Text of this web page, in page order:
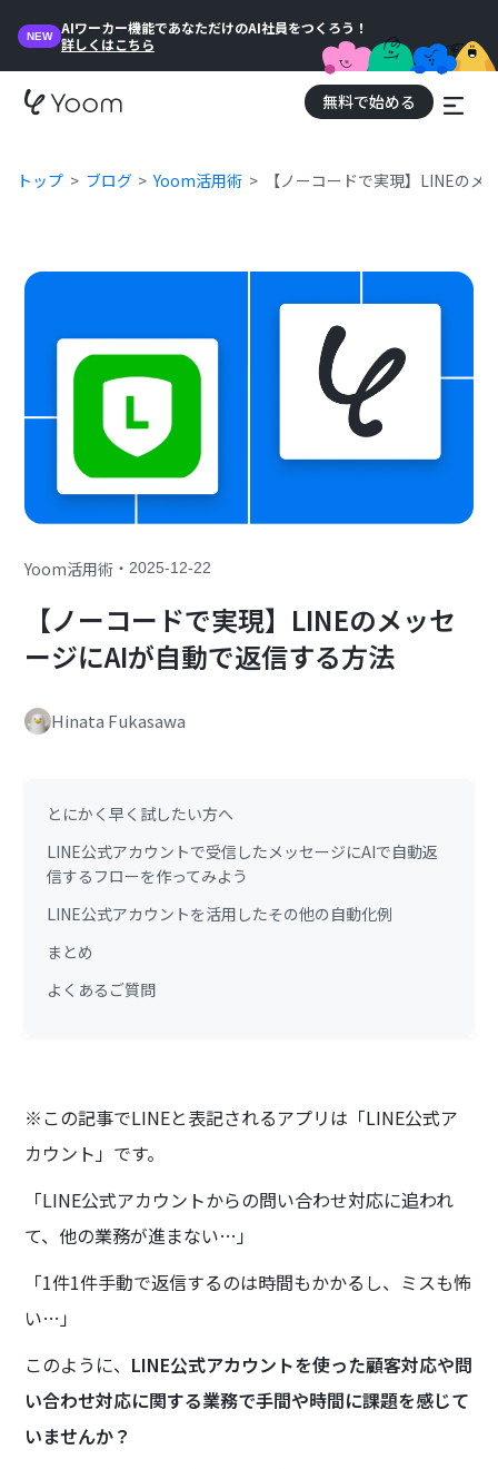
NEW
AIワーカー機能であなただけのAI社員をつくろう！
詳しくはこちら
無料で始める
トップ ブログ Yoom活用術 【ノーコードで実現】LINEの
Yoom活用術 ・2025-12-22
【ノーコードで実現】LINEのメッセ
ージにAIが自動で返信する方法
Hinata Fukasawa
とにかく早く試したい方へ
LINE公式アカウントで受信したメッセージにAIで自動返
信するフローを作ってみよう
LINE公式アカウントを活用したその他の自動化例
まとめ
よくあるご質問
※この記事でLINEと表記されるアプリは「LINE公式ア
カウント」です。
「LINE公式アカウントからの問い合わせ対応に追われ
て、他の業務が進まない…」
「1件1件手動で返信するのは時間もかかるし、ミスも怖
い…」
このように、 LINE公式アカウントを使った顧客対応や問
い合わせ対応に関する業務で手間や時間に課題を感じて
いませんか？